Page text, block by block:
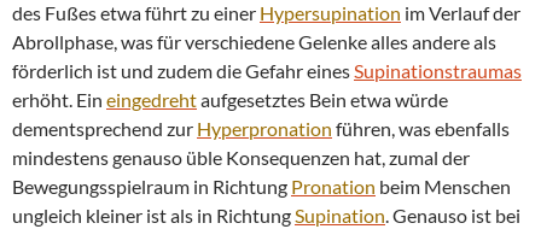
des Fußes etwa führt zu einer Hypersupination im Verlauf der
Abrollphase, was für verschiedene Gelenke alles andere als
förderlich ist und zudem die Gefahr einesSupinationstraumas
erhöht. Ein eingedrehtaufgesetztes Bein etwa würde
dementsprechend zur Hyperpronation führen, was ebenfalls
mindestens genauso üble Konsequenzen hat, zumal der
Bewegungsspielraum in Richtung Pronation beim Menschen
ungleich kleiner ist als in RichtungSupination. Genauso ist bei